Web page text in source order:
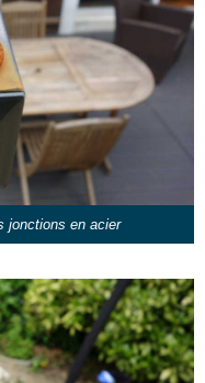
jonctions en acier